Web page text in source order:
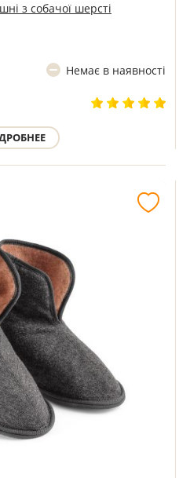
з собачої шерсті
Немає в наявності